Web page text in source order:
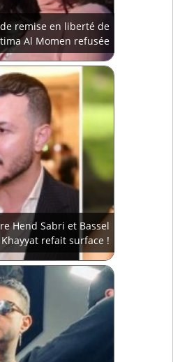
remise en liberté de
Al Momen refusée
Hend Sabri et Bassel
Khayyat refait surface !